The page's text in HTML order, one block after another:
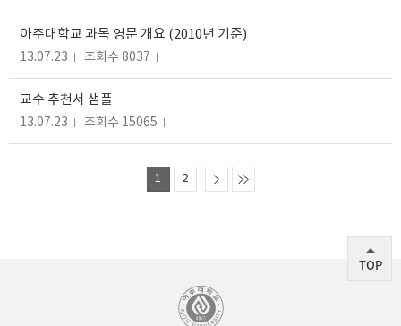
아주대학교 과목 영문 개요 (2010년 기준)
13.07.23 조회수 8037
교수 추천서 샘플
13.07.23 조회수 15065
1 2
TOP